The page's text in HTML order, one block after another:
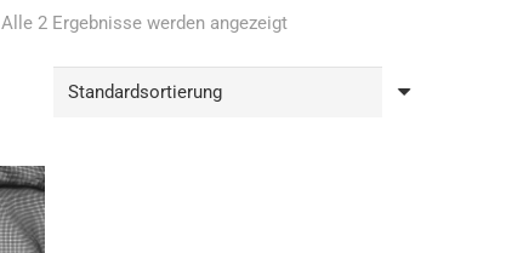
Alle 2 Ergebnisse werden angezeigt